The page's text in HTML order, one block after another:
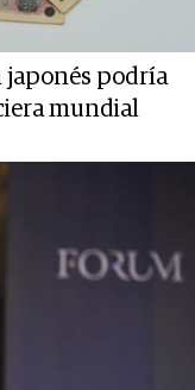
japonés podría
mundial